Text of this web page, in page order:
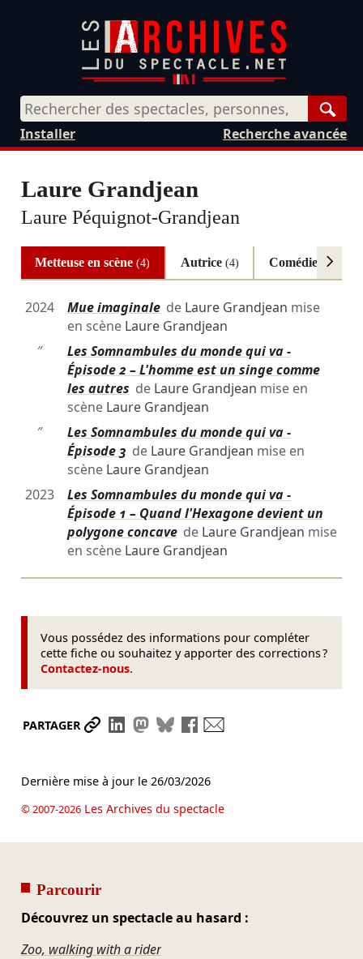
Recherche avancée
Installer
Laure Grandjean
Laure Péquignot-Grandjean
Metteuse en scène(4) Autrice (4) Comédienne
2024 Mue imaginalede Laure Grandjean mise
en scène Laure Grandjean
″
Les Somnambules du monde qui va -
Épisode 2 – L'homme est un singe comme
les autres de Laure Grandjean mise en
scène Laure Grandjean
″
Les Somnambules du monde qui va -
Épisode 3 de Laure Grandjean mise en
scène Laure Grandjean
2023
Les Somnambules du monde qui va -
Épisode 1 – Quand l'Hexagone devient un
polygone concavede Laure Grandjean mise
en scène Laure Grandjean
Vous possédez des informations pour compléter
cette fiche ou souhaitez y apporter des corrections ?
Contactez-nous.
PARTAGER Partager le lien
Partager sur LinkedIn
Partager sur Mastodon
Partager sur Bluesky
Partager sur Facebook
Dernière mise à jour le 26/03/2026
© 2007-2026Les Archives du spectacle
Parcourir
Découvrez un spectacle au hasard :
Zoo, walking with a rider